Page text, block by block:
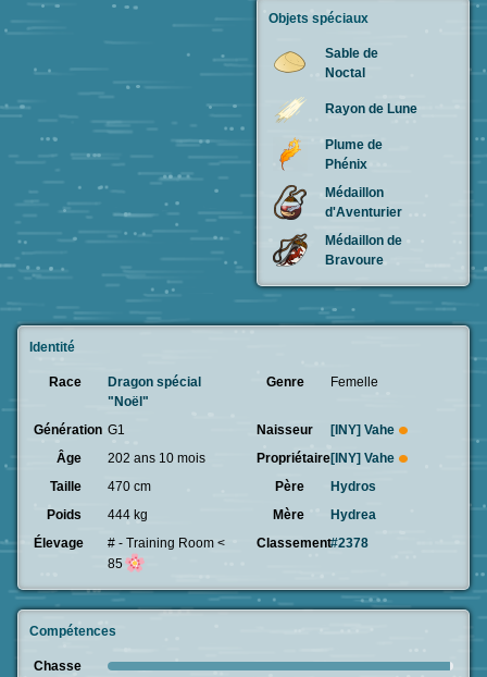
Identité
Race
Dragon spécial
"Noël"
Genre Femelle
Génération G1 Naisseur [INY]Vahe
Âge
202 ans 10 mois Propriétaire[INY]Vahe
Taille
470 cm Père
Hydros
Poids
444 kg Mère
Hydrea
Élevage
# - Training Room <
85
Classement#2378
Compétences
Chasse
Objets spéciaux
Sable de
Noctal
Rayon de Lune
Plume de
Phénix
Médaillon
d'Aventurier
Médaillon de
Bravoure